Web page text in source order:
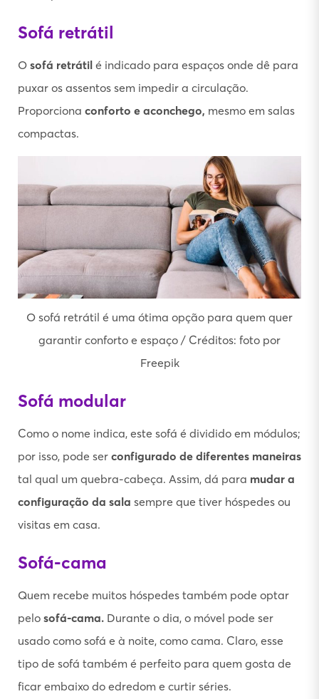
Sofá retrátil
O sofá retrátil é indicado para espaços onde dê para
puxar os assentos sem impedir a circulação.
Proporciona conforto e aconchego, mesmo em salas
compactas.
O sofá retrátil é uma ótima opção para quem quer
garantir conforto e espaço / Créditos: foto por
Freepik
Sofá modular
Como o nome indica, este sofá é dividido em módulos;
por isso, pode ser configurado de diferentes maneiras
tal qual um quebra-cabeça. Assim, dá para mudar a
configuração da sala sempre que tiver hóspedes ou
visitas em casa.
Sofá-cama
Quem recebe muitos hóspedes também pode optar
pelo sofá-cama. Durante o dia, o móvel pode ser
usado como sofá e à noite, como cama. Claro, esse
tipo de sofá também é perfeito para quem gosta de
ficar embaixo do edredom e curtir séries.